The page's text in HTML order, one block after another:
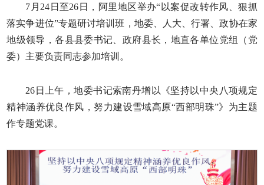
7月24日至26日，阿里地区举办“以案促改转作风、狠抓
落实争进位”专题研讨培训班，地委、人大、行署、政协在家
地级领导，各县县委书记、政府县长，地直各单位党组（党
委）主要负责同志参加培训。
26日上午，地委书记索南丹增以《坚持以中央八项规定
精神涵养优良作风，努力建设雪域高原“西部明珠”》为主题
作专题党课。